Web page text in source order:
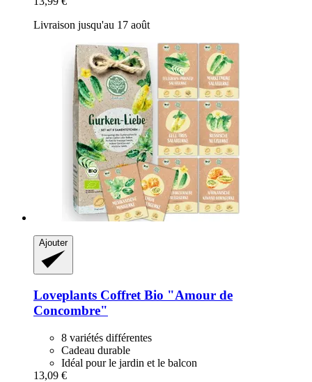
Livraison jusqu'au 17 août
Ajouter
Loveplants Coffret Bio "Amour de
Concombre"
8 variétés différentes
Cadeau durable
Idéal pour le jardin et le balcon
13,09 €